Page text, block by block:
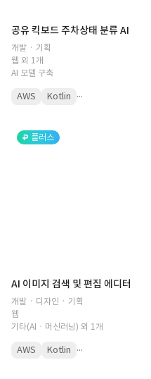
공유 킥보드 주차상태 분류 AI
개발 · 기획
웹 외 1개
AI 모델 구축
AWS Kotlin ...
플러스
AI 이미지 검색 및 편집 에디터
개발 · 디자인 · 기획
웹
기타(AIㆍ머신러닝) 외 1개
AWS Kotlin ...